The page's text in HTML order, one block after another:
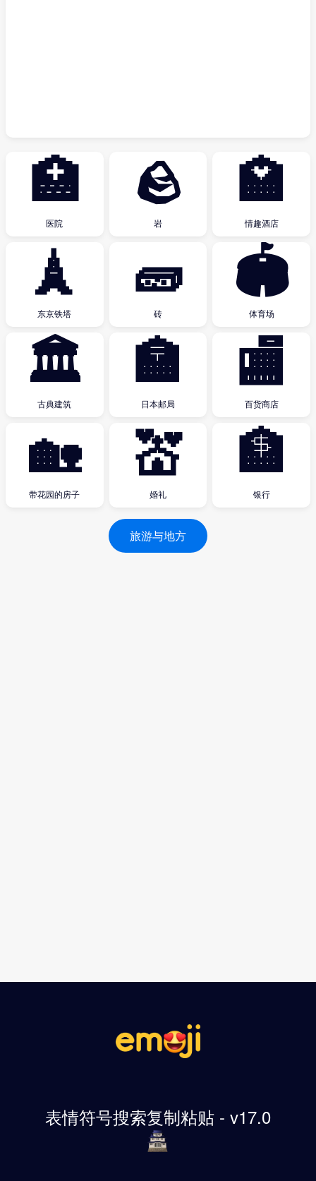
🏥
医院
🪨
岩
🏩
情趣酒店
🗼
东京铁塔
🧱
砖
🏟
体育场
🏛
古典建筑
🏣
日本邮局
🏬
百货商店
🏡
带花园的房子
💒
婚礼
🏦
银行
旅游与地方
表情符号搜索复制粘贴 - v17.0